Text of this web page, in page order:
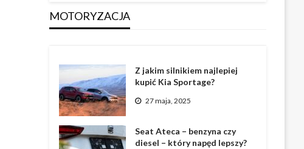
MOTORYZACJA
Z jakim silnikiem najlepiej
kupić Kia Sportage?
27 maja, 2025
Seat Ateca – benzyna czy
diesel – który napęd lepszy?